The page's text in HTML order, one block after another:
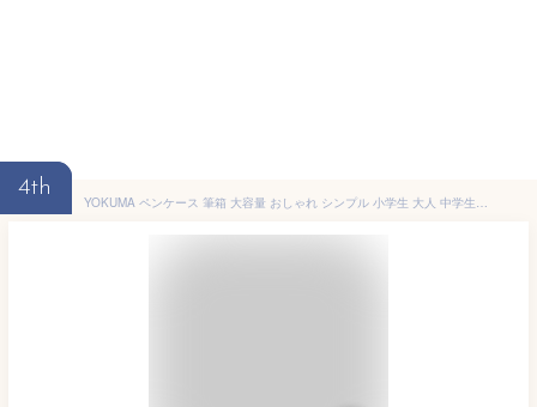
4th
YOKUMA ペンケース 筆箱 大容量 おしゃれ シンプル 小学生 大人 中学生 高校生 大学生 男の子 女の子 子供用 ふでばこ 多機能 (ブラック)